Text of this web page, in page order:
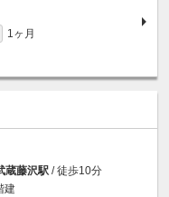
1ヶ月
蔵藤沢駅 / 徒歩10分
建